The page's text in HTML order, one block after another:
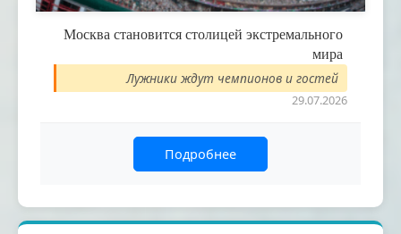
Москва становится столицей экстремального
мира
Лужники ждут чемпионов и гостей
29.07.2026
Подробнее